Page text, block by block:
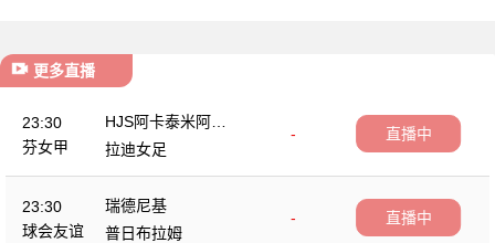
更多直播
23:30
芬女甲
HJS阿卡泰米阿女
足
-
拉迪女足
直播中
23:30
球会友谊
瑞德尼基
-
普日布拉姆
直播中